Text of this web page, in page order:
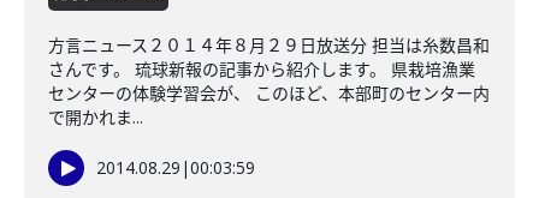
方言ニュース２０１４年８月２９日放送分 担当は糸数昌和
さんです。 琉球新報の記事から紹介します。 県栽培漁業
センターの体験学習会が、 このほど、本部町のセンター内
で開かれま...
2014.08.29 |00:03:59